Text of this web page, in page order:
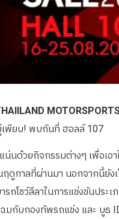
พียบ! พบกันที่ ฮอลล์ 107
น่นด้วยกิจกรรมต่างๆ เพื่อเอ
ฤดูกาลที่ผ่านมา นอกจากนี้ยั
รถโชว์ลีลาในการแข่งขันปร
มกับกองทัพรถแข่ง และ บูธ